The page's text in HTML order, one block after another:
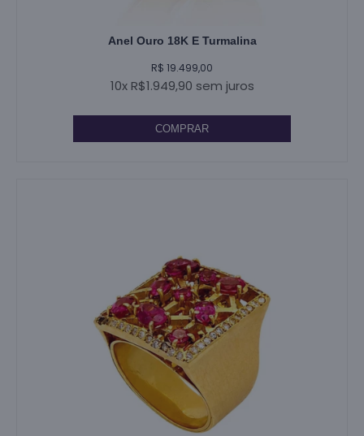
Anel Ouro 18K E Turmalina
R$ 19.499,00
10x R$1.949,90 sem juros
COMPRAR